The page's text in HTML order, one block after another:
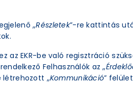
„Részletek”-re kattintás
az EKR-be való regisztráció
Felhasználók az „
létrehozott „Kommunikáció”